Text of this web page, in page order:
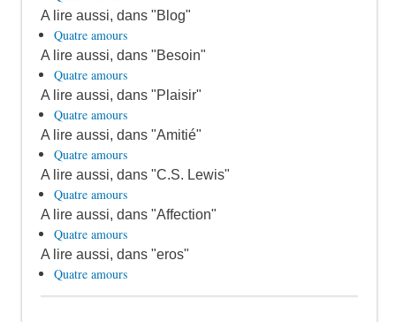
A lire aussi, dans "Blog"
Quatre amours
A lire aussi, dans "Besoin"
Quatre amours
A lire aussi, dans "Plaisir"
Quatre amours
A lire aussi, dans "Amitié"
Quatre amours
A lire aussi, dans "C.S. Lewis"
Quatre amours
A lire aussi, dans "Affection"
Quatre amours
A lire aussi, dans "eros"
Quatre amours